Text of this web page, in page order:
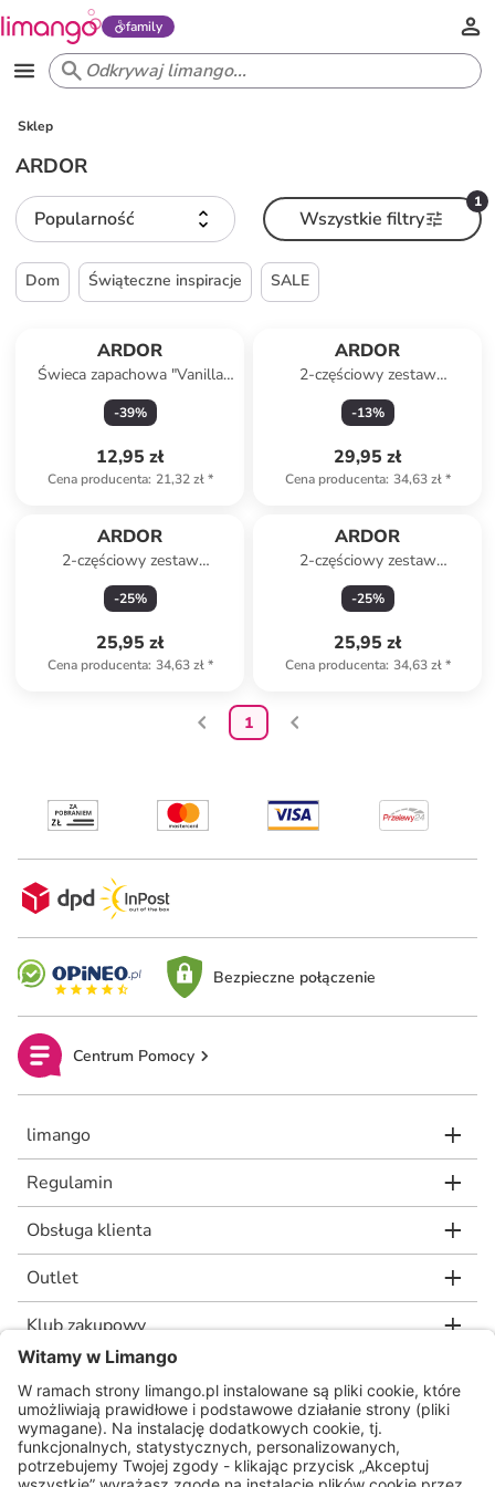
family
Sklep
ARDOR
Popularność
1
Wszystkie filtry
Dom Świąteczne inspiracje SALE
ARDOR
Świeca zapachowa "Vanilla
Coconut" - 85 g
-39%
12,95 zł
Cena producenta: 21,32 zł*
ARDOR
2-częściowy zestaw
zapachowy "Grapefruit &
Bergamot"
-13%
29,95 zł
Cena producenta: 34,63 zł*
ARDOR
2-częściowy zestaw
zapachowy "Jasmine"
-25%
25,95 zł
Cena producenta: 34,63 zł*
ARDOR
2-częściowy zestaw
zapachowy "Vanilla Coconut"
-25%
25,95 zł
Cena producenta: 34,63 zł*
1
Bezpieczne połączenie
Centrum Pomocy
limango
Regulamin
Obsługa klienta
Outlet
Klub zakupowy